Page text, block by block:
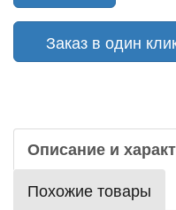
Заказ в один
Описание и
Похожие товары